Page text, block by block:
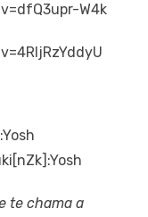
W4k
te chama a